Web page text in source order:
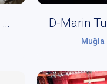
Bodrum Sanat Kulübü
Muğla